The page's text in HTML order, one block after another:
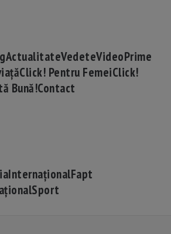
ActualitateVedeteVideoPrime
Click! Pentru FemeiClick!
Bună!Contact
InternaționalFapt
Sport